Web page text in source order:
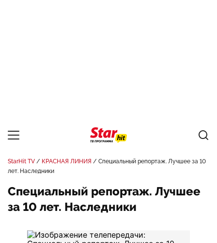
StarHit TV КРАСНАЯ ЛИНИЯ
Специальный репортаж. Лучшее за 10
лет. Наследники
Специальный репортаж. Лучшее
за 10 лет. Наследники